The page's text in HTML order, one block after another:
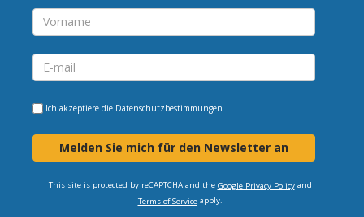
Ich akzeptiere die Datenschutzbestimmungen
Melden Sie mich für den Newsletter an
This site is protected by reCAPTCHA and the Google Privacy Policyand
Terms of Serviceapply.